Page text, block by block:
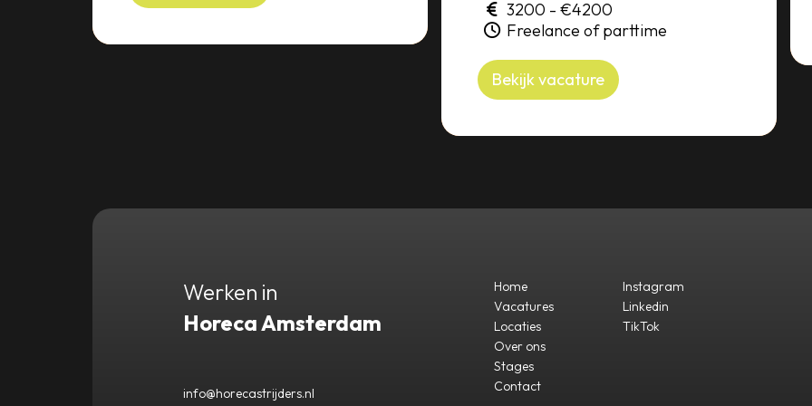
3200 - €4200
Freelance of parttime
Bekijk vacature
Werken in
Horeca Amsterdam
info@horecastrijders.nl
Home
Vacatures
Locaties
Over ons
Stages
Contact
Instagram
Linkedin
TikTok